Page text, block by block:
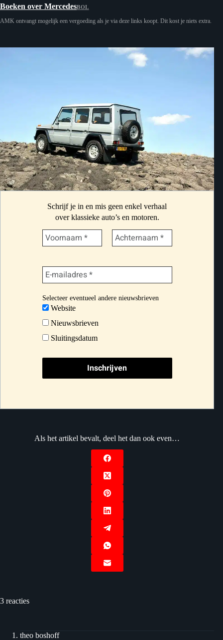
Boeken over MercedesBOL
AMK ontvangt mogelijk een vergoeding als je via deze links koopt. Dit kost je niets extra.
Schrijf je in en mis geen enkel verhaal
over klassieke auto’s en motoren.
Selecteer eventueel andere nieuwsbrieven
Website
Nieuwsbrieven
Sluitingsdatum
Als het artikel bevalt, deel het dan ook even…
3 reacties
theo boshoff